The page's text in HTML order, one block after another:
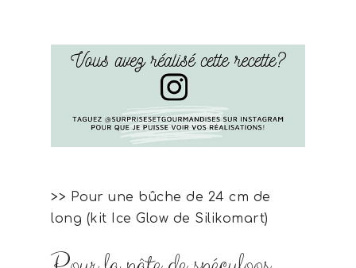
>> Pour une bûche de 24 cm de
long (kit Ice Glow de Silikomart)